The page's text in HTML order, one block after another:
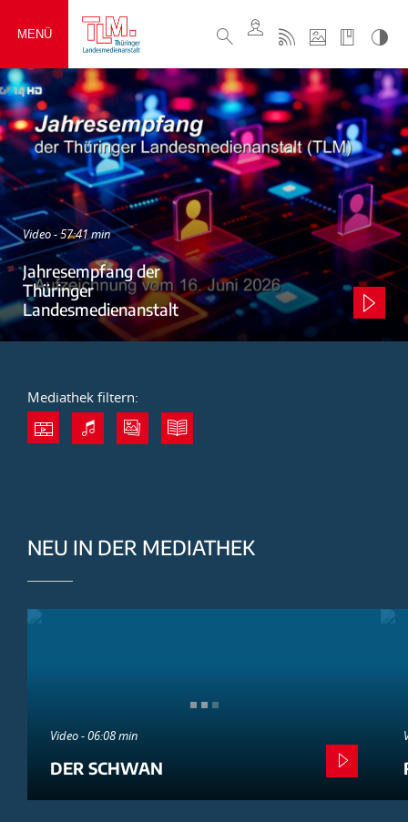
MENÜ
Video - 57:41 min
Jahresempfang der
Thüringer
Landesmedienanstalt
Mediathek filtern:
NEU IN DER MEDIATHEK
Video - 06:08 min
DER SCHWAN